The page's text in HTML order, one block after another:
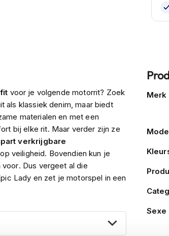
voor je volgende motorrit? Zoek
als klassiek denim, maar biedt
materialen en met een
bij elke rit. Maar verder zijn ze
verkrijgbare
veiligheid. Bovendien kun je
Dus vergeet al die
Lady en zet je motorspel in een
Meer
Merk
Sexe